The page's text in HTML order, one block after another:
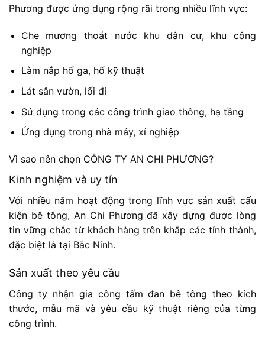
Phương được ứng dụng rộng rãi trong nhiều lĩnh vực:
Che mương thoát nước khu dân cư, khu công
nghiệp
Làm nắp hố ga, hố kỹ thuật
Lát sân vườn, lối đi
Sử dụng trong các công trình giao thông, hạ tầng
Ứng dụng trong nhà máy, xí nghiệp
Vì sao nên chọn CÔNG TY AN CHI PHƯƠNG?
Kinh nghiệm và uy tín
Với nhiều năm hoạt động trong lĩnh vực sản xuất cấu
kiện bê tông, An Chi Phương đã xây dựng được lòng
tin vững chắc từ khách hàng trên khắp các tỉnh thành,
đặc biệt là tại Bắc Ninh.
Sản xuất theo yêu cầu
Công ty nhận gia công tấm đan bê tông theo kích
thước, mẫu mã và yêu cầu kỹ thuật riêng của từng
công trình.